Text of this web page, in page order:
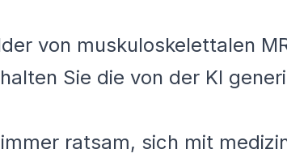
von muskuloskelettalen
Sie die von der KI
ratsam, sich mit